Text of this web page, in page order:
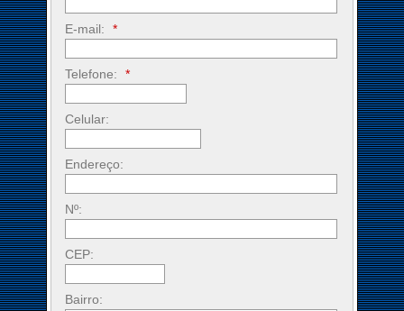
E-mail: *
Telefone: *
Celular:
Endereço:
Nº:
CEP:
Bairro: